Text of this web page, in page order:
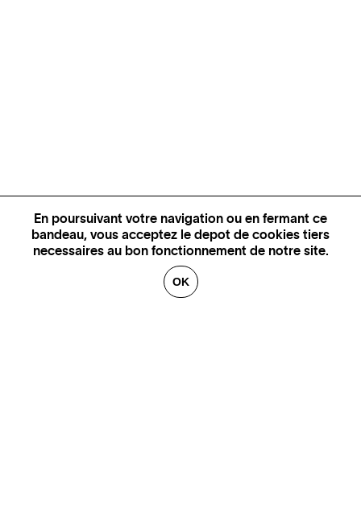
En poursuivant votre navigation ou en fermant ce
bandeau, vous acceptez le depot de cookies tiers
necessaires au bon fonctionnement de notre site.
OK